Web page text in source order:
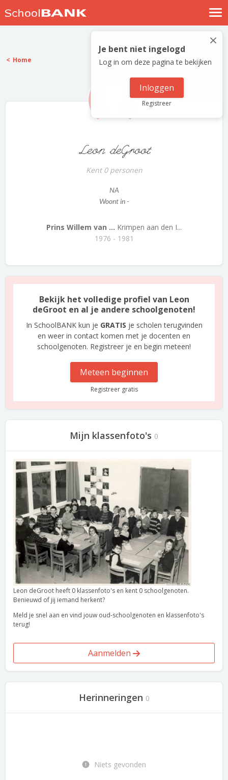
Nostalgische verhalen
Log in
Meld je gratis aan
×
Je bent niet ingelogd
Log in om deze pagina te bekijken
Inloggen
Registreer
Home
Leon deGroot
Kent 0 personen
NA
Woont in -
Prins Willem van ... Krimpen aan den I...
1976 - 1981
Bekijk het volledige profiel van Leon
deGroot en al je andere schoolgenoten!
In SchoolBANK kun je GRATIS je scholen terugvinden
en weer in contact komen met je docenten en
schoolgenoten. Registreer je en begin meteen!
Meteen beginnen
Registreer gratis
Mijn klassenfoto's 0
Leon deGroot heeft 0 klassenfoto's en kent 0 schoolgenoten.
Benieuwd of jij iemand herkent?
Meld je snel aan en vind jouw oud-schoolgenoten en klassenfoto's
terug!
Aanmelden
Herinneringen 0
Niets gevonden